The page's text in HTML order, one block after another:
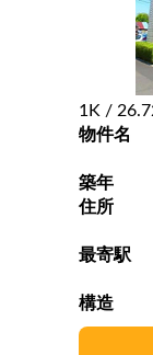
1K /
物件名
築年
住所
最寄駅
構造